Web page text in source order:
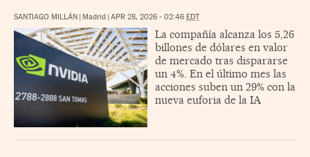
SANTIAGO MILLÁN | Madrid | APR 28, 2026 - 02:46 EDT
La compañía alcanza los 5,26
billones de dólares en valor
de mercado tras dispararse
un 4%. En el último mes las
acciones suben un 29% con la
nueva euforia de la IA